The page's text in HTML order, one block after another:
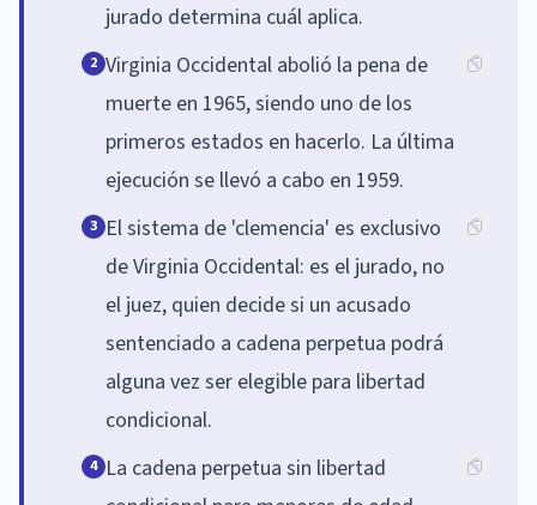
jurado determina cuál aplica.
2 Virginia Occidental abolió la pena de
muerte en 1965, siendo uno de los
primeros estados en hacerlo. La última
ejecución se llevó a cabo en 1959.
3 El sistema de 'clemencia' es exclusivo
de Virginia Occidental: es el jurado, no
el juez, quien decide si un acusado
sentenciado a cadena perpetua podrá
alguna vez ser elegible para libertad
condicional.
4 La cadena perpetua sin libertad